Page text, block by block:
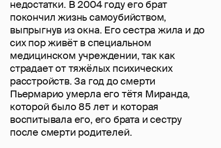
недостатки. В 2004 году его брат
покончил жизнь самоубийством,
выпрыгнув из окна. Его сестра жила и до
сих пор живёт в специальном
медицинском учреждении, так как
страдает от тяжёлых психических
расстройств. За год до смерти
Пьермарио умерла его тётя Миранда,
которой было 85 лет и которая
воспитывала его, его брата и сестру
после смерти родителей.